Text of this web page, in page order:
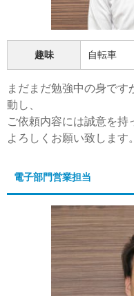
趣味 自転車
まだまだ勉強中の身で
動し、
ご依頼内容には誠意を持
よろしくお願い致します。
電子部門営業担当